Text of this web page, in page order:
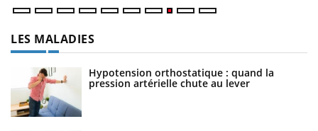
LES MALADIES
Hypotension orthostatique : quand la
pression artérielle chute au lever